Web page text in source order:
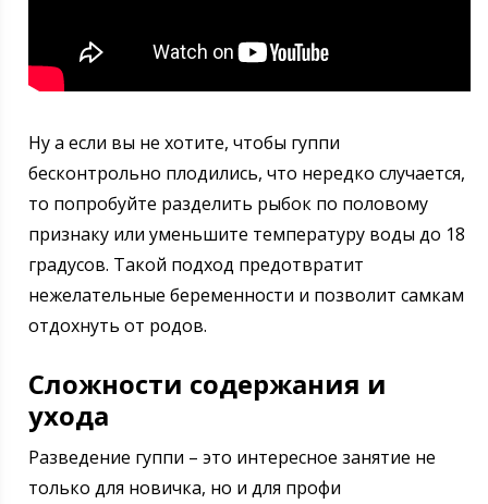
Ну а если вы не хотите, чтобы гуппи
бесконтрольно плодились, что нередко случается,
то попробуйте разделить рыбок по половому
признаку или уменьшите температуру воды до 18
градусов. Такой подход предотвратит
нежелательные беременности и позволит самкам
отдохнуть от родов.
Сложности содержания и
ухода
Разведение гуппи – это интересное занятие не
только для новичка, но и для профи